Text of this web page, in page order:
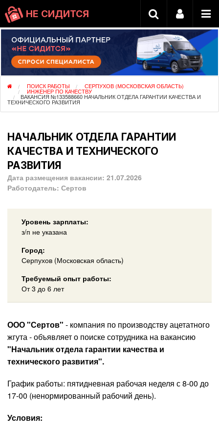
НЕ СИДИТСЯ
ПОИСК РАБОТЫ СЕРПУХОВ (МОСКОВСКАЯ ОБЛАСТЬ)
ИНЖЕНЕР ПО КАЧЕСТВУ
ВАКАНСИЯ №133588660 НАЧАЛЬНИК ОТДЕЛА ГАРАНТИИ КАЧЕСТВА И
ТЕХНИЧЕСКОГО РАЗВИТИЯ
НАЧАЛЬНИК ОТДЕЛА ГАРАНТИИ
КАЧЕСТВА И ТЕХНИЧЕСКОГО
РАЗВИТИЯ
Дата размещения вакансии: 21.07.2026
Работодатель: Сертов
Уровень зарплаты:
з/п не указана
Город:
Серпухов (Московская область)
Требуемый опыт работы:
От 3 до 6 лет
ООО "Сертов" - компания по производству ацетатного
жгута - объявляет о поиске сотрудника на вакансию
"Начальник отдела гарантии качества и
технического развития".
График работы: пятидневная рабочая неделя с 8-00 до
17-00 (ненормированный рабочий день).
Условия: